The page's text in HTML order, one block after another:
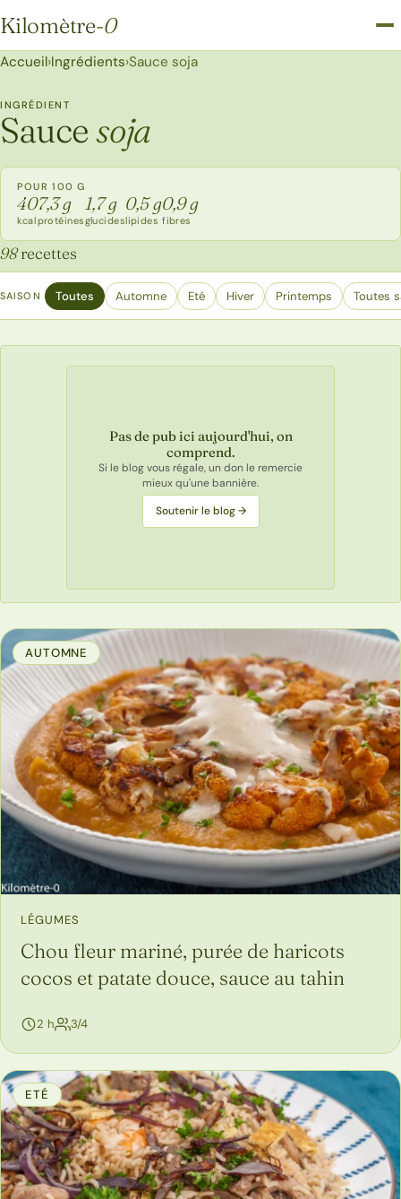
Kilomètre-0
Kilomètre-0
Accueil›Ingrédients›Sauce soja
INGRÉDIENT
Saucesoja
POUR 100 G
40
kcal
7,3 g
protéines
1,7 g
glucides
0,5 g
lipides
0,9 g
fibres
98recettes
SAISON Toutes Automne Eté Hiver Printemps Toutes
Pas de pub ici aujourd'hui, on
comprend.
Si le blog vous régale, un don le remercie
mieux qu'une bannière.
Soutenir le blog →
AUTOMNE
LÉGUMES
Chou fleur mariné, purée de haricots
cocos et patate douce, sauce au tahin
2 h 3/4personnes
ETÉ